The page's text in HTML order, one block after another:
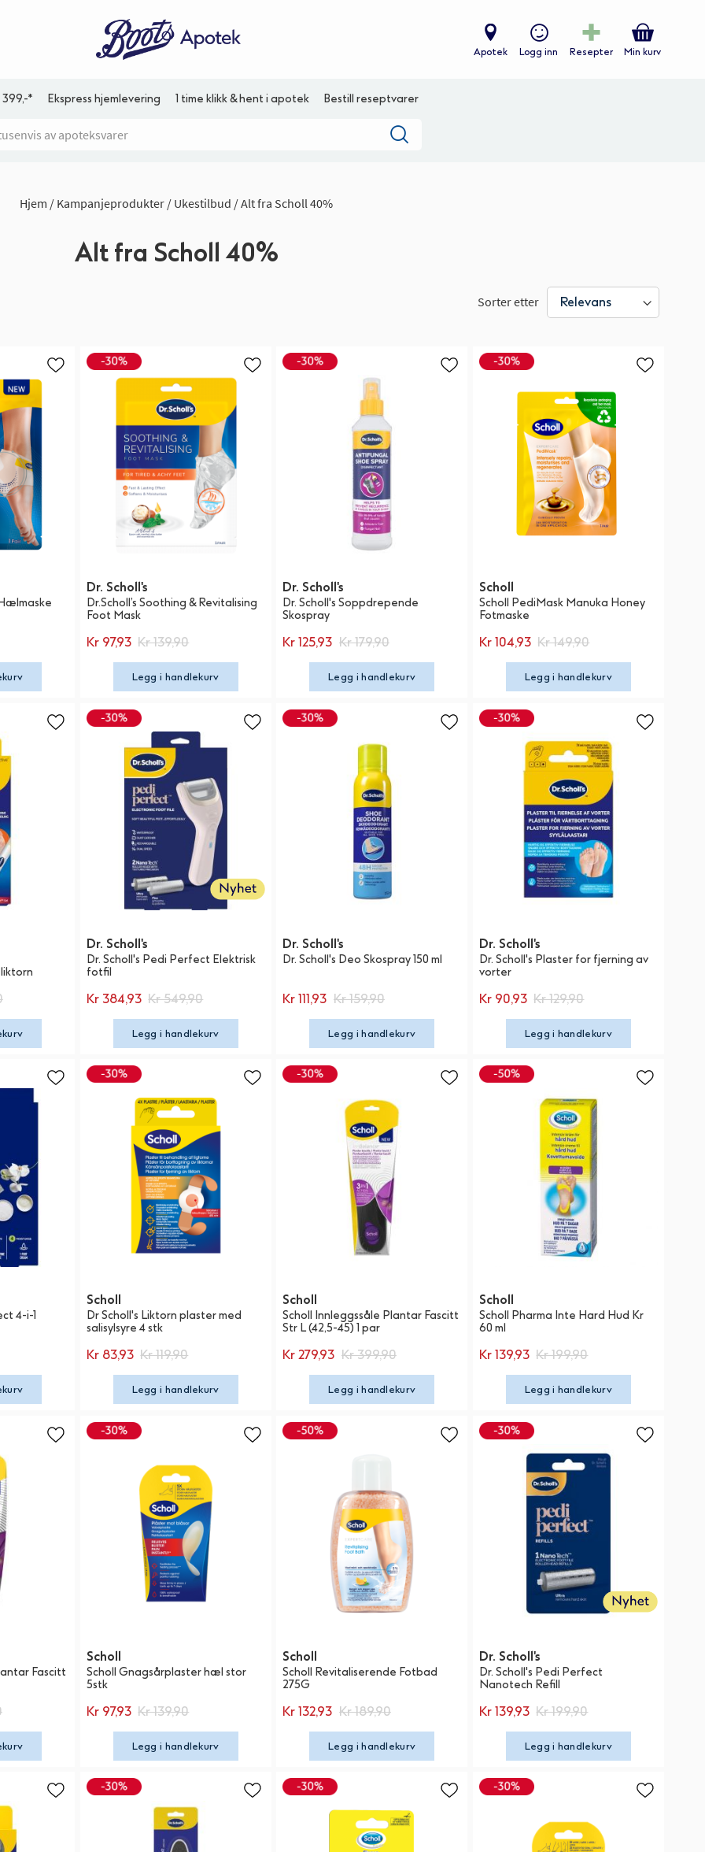
Apotek Logg inn Resepter Min kurv
* Ekspress hjemlevering 1 time klikk & hent i apotek Bestill reseptvarer
Hjem Kampanjeprodukter Ukestilbud Alt fra Scholl 40%
Alt fra Scholl 40%
Sorter etter
Dr. Scholl's
Dr.Scholl’s Soothing & Revitalising
Foot Mask
Kr 97,93 Kr 139,90
Legg i handlekurv
Dr. Scholl's
Dr. Scholl's Soppdrepende
Skospray
Kr 125,93 Kr 179,90
Legg i handlekurv
Scholl
Scholl PediMask Manuka Honey
Fotmaske
Kr 104,93 Kr 149,90
Legg i handlekurv
Dr. Scholl's
Dr. Scholl's Pedi Perfect Elektrisk
fotfil
Kr 384,93 Kr 549,90
Legg i handlekurv
Dr. Scholl's
Dr. Scholl's Deo Skospray 150 ml
Kr 111,93 Kr 159,90
Legg i handlekurv
Dr. Scholl's
Dr. Scholl's Plaster for fjerning av
vorter
Kr 90,93 Kr 129,90
Legg i handlekurv
4-i-1
Scholl
Dr Scholl's Liktorn plaster med
salisylsyre 4 stk
Kr 83,93 Kr 119,90
Legg i handlekurv
Scholl
Scholl Innleggssåle Plantar Fascitt
Str L (42,5-45) 1 par
Kr 279,93 Kr 399,90
Legg i handlekurv
Scholl
Scholl Pharma Inte Hard Hud Kr
60 ml
Kr 139,93 Kr 199,90
Legg i handlekurv
Fascitt
Scholl
Scholl Gnagsårplaster hæl stor
5stk
Kr 97,93 Kr 139,90
Legg i handlekurv
Scholl
Scholl Revitaliserende Fotbad
275G
Kr 132,93 Kr 189,90
Legg i handlekurv
Dr. Scholl's
Dr. Scholl's Pedi Perfect
Nanotech Refill
Kr 139,93 Kr 199,90
Legg i handlekurv